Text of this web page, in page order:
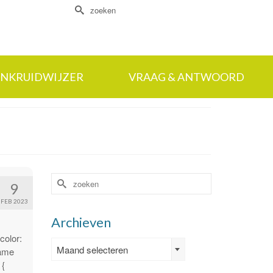
Zoek
VRAAG & ANTWOORD
9
FEB 2023
Zoek
naar:
Archieven
Archieven
Maand selecteren